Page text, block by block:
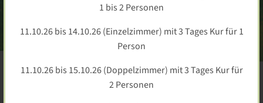
1 bis 2 Personen
11.10.26 bis 14.10.26 (Einzelzimmer) mit 3 Tages Kur für 1
Person
11.10.26 bis 15.10.26 (Doppelzimmer) mit 3 Tages Kur für
2 Personen